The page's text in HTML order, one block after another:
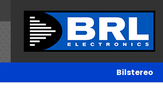
Bilstereo